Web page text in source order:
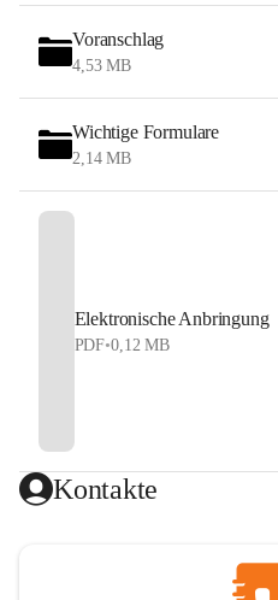
Voranschlag
4,53 MB
Wichtige Formulare
2,14 MB
Elektronische Anbringung
PDF•0,12 MB
Kontakte